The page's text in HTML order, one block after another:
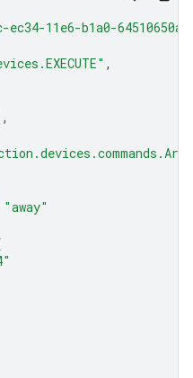
11e6-b1a0-
,
"away"